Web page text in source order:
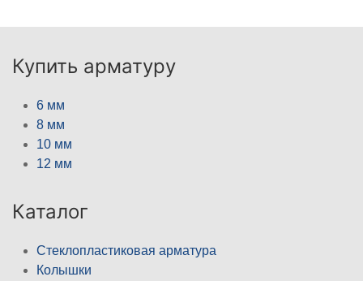
Купить арматуру
6 мм
8 мм
10 мм
12 мм
Каталог
Стеклопластиковая арматура
Колышки